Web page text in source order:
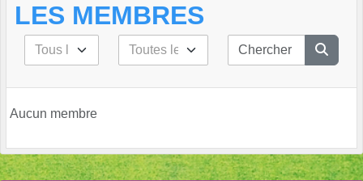
LES MEMBRES
Aucun membre